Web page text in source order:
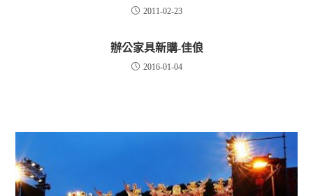
2011-02-23
辦公家具新購-佳俍
2016-01-04